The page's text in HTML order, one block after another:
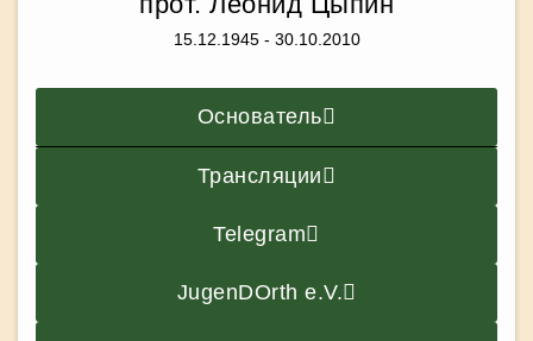
15.12.1945 - 30.10.2010
Основатель
Трансляции
Telegram
JugenDOrth e.V.